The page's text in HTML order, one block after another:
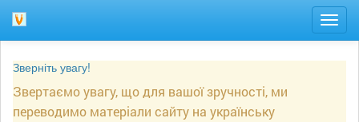
Зверніть увагу!
Звертаємо увагу, що для вашої зручності, ми
переводимо матеріали сайту на українську